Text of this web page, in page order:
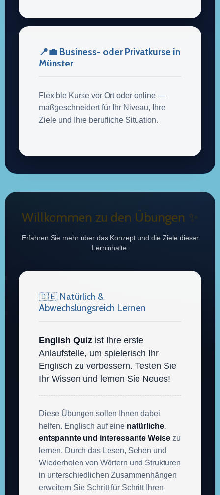
📍💼 Business- oder Privatkurse in
Münster
Flexible Kurse vor Ort oder online —
maßgeschneidert für Ihr Niveau, Ihre
Ziele und Ihre berufliche Situation.
Willkommen zu den Übungen ✨
Erfahren Sie mehr über das Konzept und die Ziele dieser
Lerninhalte.
🇩🇪 Natürlich &
Abwechslungsreich Lernen
English Quiz ist Ihre erste
Anlaufstelle, um spielerisch Ihr
Englisch zu verbessern. Testen Sie
Ihr Wissen und lernen Sie Neues!
Diese Übungen sollen Ihnen dabei
helfen, Englisch auf eine natürliche,
entspannte und interessante Weise zu
lernen. Durch das Lesen, Sehen und
Wiederholen von Wörtern und Strukturen
in unterschiedlichen Zusammenhängen
erweitern Sie Schritt für Schritt Ihren